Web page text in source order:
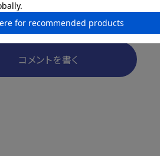
コメントを書く